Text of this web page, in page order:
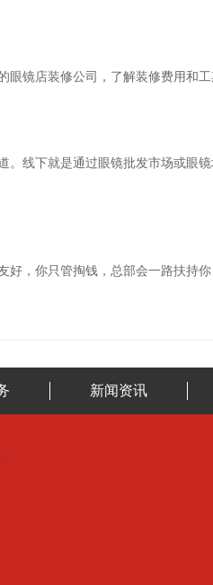
镜店装修公司，了解装修费用和
线下就是通过眼镜批发市场或眼
，你只管掏钱，总部会一路扶持
新闻资讯